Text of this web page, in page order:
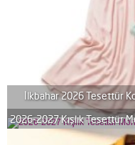
İlkbahar 2026 Tesettür
2026-2027 Kışlık Tesettür